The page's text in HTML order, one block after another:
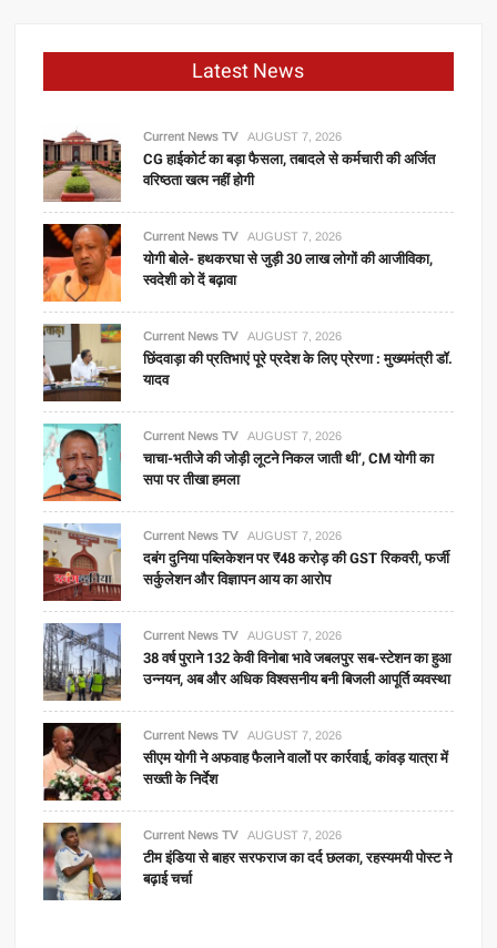
Latest News
Current News TV AUGUST 7, 2026
CG हाईकोर्ट का बड़ा फैसला, तबादले से कर्मचारी की अर्जित
वरिष्ठता खत्म नहीं होगी
Current News TV AUGUST 7, 2026
योगी बोले- हथकरघा से जुड़ी 30 लाख लोगों की आजीविका,
स्वदेशी को दें बढ़ावा
Current News TV AUGUST 7, 2026
छिंदवाड़ा की प्रतिभाएं पूरे प्रदेश के लिए प्रेरणा : मुख्यमंत्री डॉ.
यादव
Current News TV AUGUST 7, 2026
चाचा-भतीजे की जोड़ी लूटने निकल जाती थी’, CM योगी का
सपा पर तीखा हमला
Current News TV AUGUST 7, 2026
दबंग दुनिया पब्लिकेशन पर ₹48 करोड़ की GST रिकवरी, फर्जी
सर्कुलेशन और विज्ञापन आय का आरोप
Current News TV AUGUST 7, 2026
38 वर्ष पुराने 132 केवी विनोबा भावे जबलपुर सब-स्टेशन का हुआ
उन्नयन, अब और अधिक विश्वसनीय बनी बिजली आपूर्ति व्यवस्था
Current News TV AUGUST 7, 2026
सीएम योगी ने अफवाह फैलाने वालों पर कार्रवाई, कांवड़ यात्रा में
सख्ती के निर्देश
Current News TV AUGUST 7, 2026
टीम इंडिया से बाहर सरफराज का दर्द छलका, रहस्यमयी पोस्ट ने
बढ़ाई चर्चा